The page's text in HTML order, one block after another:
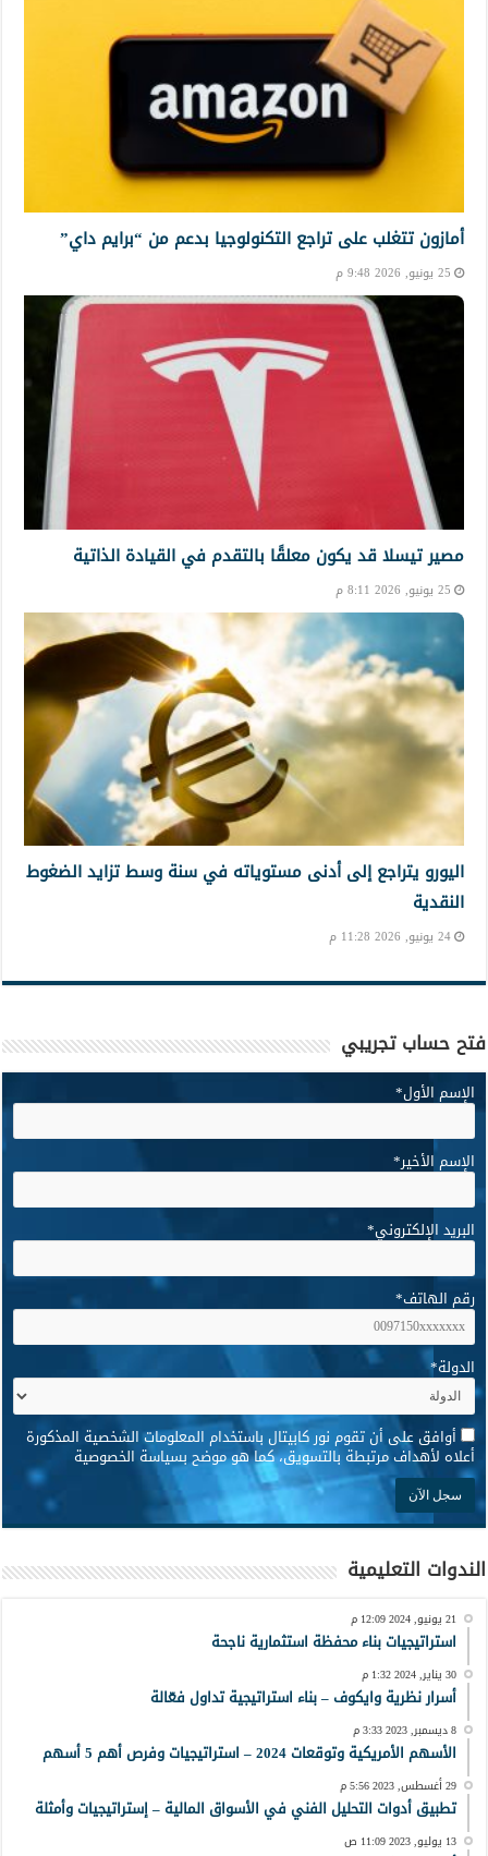
أمازون تتغلب على تراجع التكنولوجيا بدعم من “برايم داي”
25 يونيو, 2026 9:48 م
مصير تيسلا قد يكون معلقًا بالتقدم في القيادة الذاتية
25 يونيو, 2026 8:11 م
اليورو يتراجع إلى أدنى مستوياته في سنة وسط تزايد الضغوط
النقدية
24 يونيو, 2026 11:28 م
فتح حساب تجريبي
الإسم الأول*
الإسم الأخير*
البريد الإلكتروني*
رقم الهاتف*
الدولة*
* أوافق على أن تقوم نور كابيتال باستخدام المعلومات الشخصية المذكورة
أعلاه لأهداف مرتبطة بالتسويق، كما هو موضح بسياسة الخصوصية
الندوات التعليمية
21 يونيو, 2024 12:09 م
استراتيجيات بناء محفظة استثمارية ناجحة
30 يناير, 2024 1:32 م
أسرار نظرية وايكوف – بناء استراتيجية تداول فعّالة
8 ديسمبر, 2023 3:33 م
الأسهم الأمريكية وتوقعات 2024 – استراتيجيات وفرص أهم 5 أسهم
29 أغسطس, 2023 5:56 م
تطبيق أدوات التحليل الفني في الأسواق المالية – إستراتيجيات وأمثلة
13 يوليو, 2023 11:09 ص